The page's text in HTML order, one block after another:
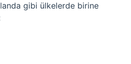
gibi ülkelerde birine